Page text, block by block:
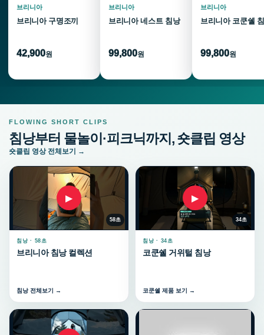
브리니아
브리니아 구명조끼
42,900원
브리니아
브리니아 네스트 침낭
99,800원
브리니아
브리니아 코쿤쉘
99,800원
FLOWING SHORT CLIPS
침낭부터 물놀이·피크닉까지, 숏클립 영상
숏클립 영상 전체보기 →
▶
58초
침낭 · 58초
브리니아 침낭 컬렉션
침낭 전체보기 →
▶
34초
침낭 · 34초
코쿤쉘 거위털 침낭
코쿤쉘 제품 보기 →